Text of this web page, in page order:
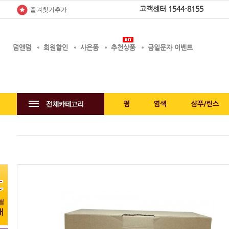
즐겨찾기추가 고객센터 1544-8155
덤앤덤 회원할인 사은품 추천상품 금일문자 이벤트